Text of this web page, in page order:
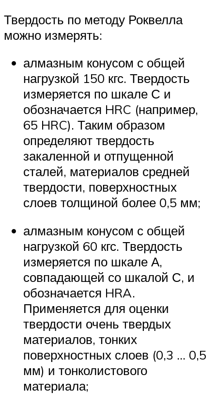
Твердость по методу Роквелла
можно измерять:
алмазным конусом с общей
нагрузкой 150 кгс. Твердость
измеряется по шкале С и
обозначается HRC (например,
65 HRC). Таким образом
определяют твердость
закаленной и отпущенной
сталей, материалов средней
твердости, поверхностных
слоев толщиной более 0,5 мм;
алмазным конусом с общей
нагрузкой 60 кгс. Твердость
измеряется по шкале А,
совпадающей со шкалой С, и
обозначается HRA.
Применяется для оценки
твердости очень твердых
материалов, тонких
поверхностных слоев (0,3 … 0,5
мм) и тонколистового
материала;